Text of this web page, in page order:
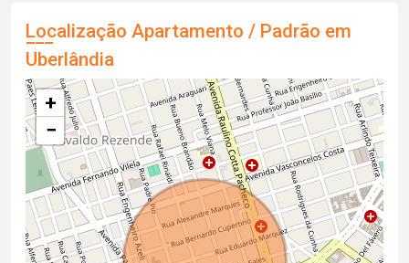
Localização Apartamento / Padrão em
Uberlândia
+
−